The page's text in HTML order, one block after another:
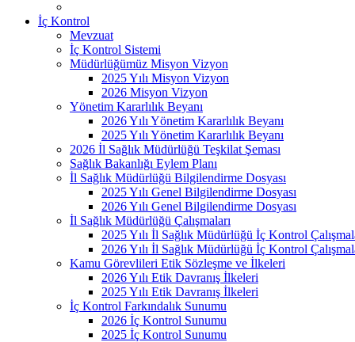
İç Kontrol
Mevzuat
İç Kontrol Sistemi
Müdürlüğümüz Misyon Vizyon
2025 Yılı Misyon Vizyon
2026 Misyon Vizyon
Yönetim Kararlılık Beyanı
2026 Yılı Yönetim Kararlılık Beyanı
2025 Yılı Yönetim Kararlılık Beyanı
2026 İl Sağlık Müdürlüğü Teşkilat Şeması
Sağlık Bakanlığı Eylem Planı
İl Sağlık Müdürlüğü Bilgilendirme Dosyası
2025 Yılı Genel Bilgilendirme Dosyası
2026 Yılı Genel Bilgilendirme Dosyası
İl Sağlık Müdürlüğü Çalışmaları
2025 Yılı İl Sağlık Müdürlüğü İç Kontrol
2026 Yılı İl Sağlık Müdürlüğü İç Kontrol
Kamu Görevlileri Etik Sözleşme ve İlkeleri
2026 Yılı Etik Davranış İlkeleri
2025 Yılı Etik Davranış İlkeleri
İç Kontrol Farkındalık Sunumu
2026 İç Kontrol Sunumu
2025 İç Kontrol Sunumu